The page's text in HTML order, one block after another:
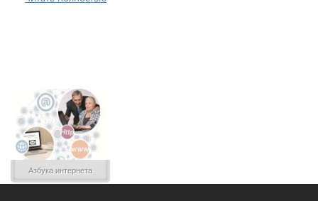
Азбука интернета